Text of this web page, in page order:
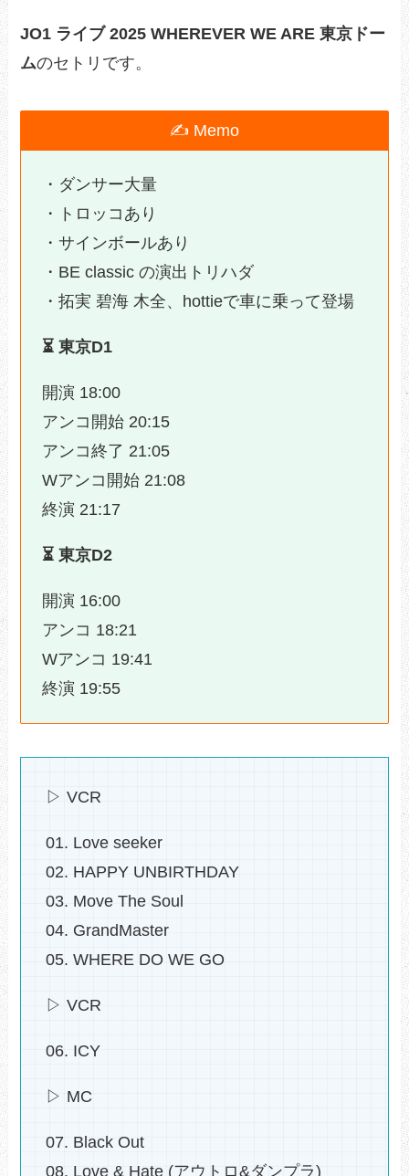
JO1 ライブ 2025 WHEREVER WE ARE 東京ドー
ムのセトリです。
✍ Memo
・ダンサー大量
・トロッコあり
・サインボールあり
・BE classic の演出トリハダ
・拓実 碧海 木全、hottieで車に乗って登場
⏳️ 東京D1
開演 18:00
アンコ開始 20:15
アンコ終了 21:05
Wアンコ開始 21:08
終演 21:17
⏳️ 東京D2
開演 16:00
アンコ 18:21
Wアンコ 19:41
終演 19:55
▷ VCR
01. Love seeker
02. HAPPY UNBIRTHDAY
03. Move The Soul
04. GrandMaster
05. WHERE DO WE GO
▷ VCR
06. ICY
▷ MC
07. Black Out
08. Love & Hate (アウトロ&ダンプラ)